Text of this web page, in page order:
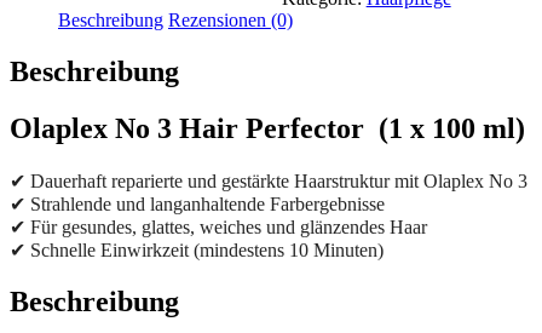
Beschreibung Rezensionen (0)
Beschreibung
Olaplex No 3 Hair Perfector (1 x 100 ml)
✔ Dauerhaft reparierte und gestärkte Haarstruktur mit Olaplex No 3
✔ Strahlende und langanhaltende Farbergebnisse
✔ Für gesundes, glattes, weiches und glänzendes Haar
✔ Schnelle Einwirkzeit (mindestens 10 Minuten)
Beschreibung